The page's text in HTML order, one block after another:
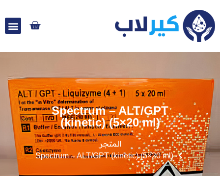
Spectrum – ALT/GPT
(kinetic) (5×20 ml)
المتجر
Spectrum – ALT/GPT (kinetic) (5×20 ml)